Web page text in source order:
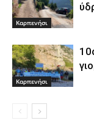
Καρπενήσι
Καρπενήσι